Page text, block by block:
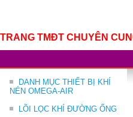
TRANG TMĐT CHUYÊN
DANH MỤC THIẾT BỊ KHÍ
NÉN OMEGA-AIR
LÕI LỌC KHÍ ĐƯỜNG ỐNG